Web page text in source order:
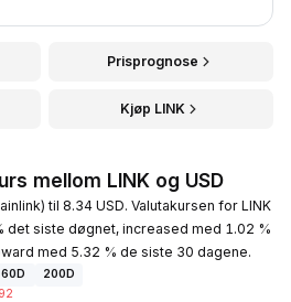
Prisprognose
Kjøp LINK
mellom LINK og USD
til 8.34 USD. Valutakursen for LINK
det siste døgnet, increased med 1.02 %
med 5.32 % de siste 30 dagene.
60D
200D